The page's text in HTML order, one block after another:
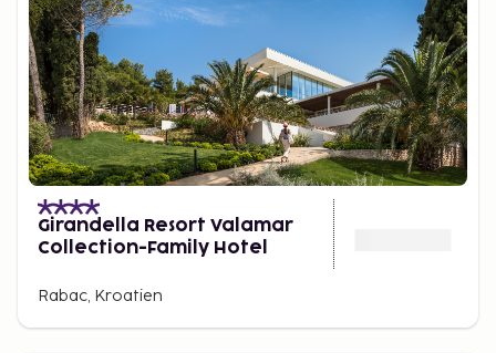
Girandella Resort Valamar
Collection-Family Hotel
Rabac, Kroatien